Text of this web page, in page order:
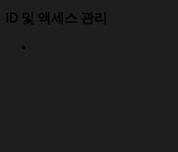
ID 및 액세스 관리